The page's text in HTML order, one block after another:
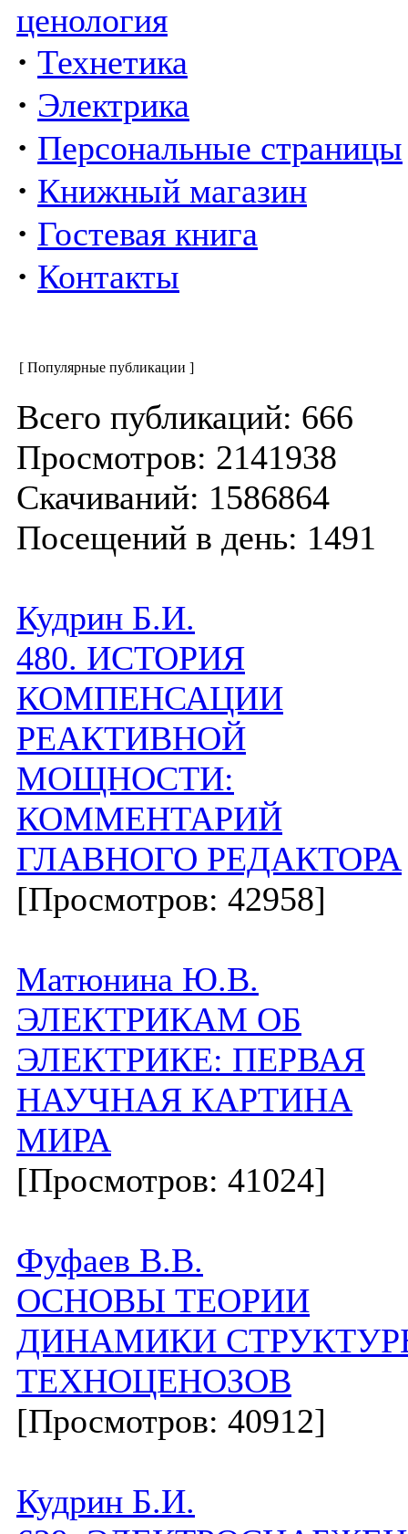
ценология
· Технетика
· Электрика
· Персональные страницы
· Книжный магазин
· Гостевая книга
· Контакты
[ Популярные публикации ]
Всего публикаций: 666
Просмотров: 2141938
Скачиваний: 1586864
Посещений в день: 1491
Кудрин Б.И.
480. ИСТОРИЯ
КОМПЕНСАЦИИ
РЕАКТИВНОЙ
МОЩНОСТИ:
КОММЕНТАРИЙ
ГЛАВНОГО РЕДАКТОРА
[Просмотров: 42958]
Матюнина Ю.В.
ЭЛЕКТРИКАМ ОБ
ЭЛЕКТРИКЕ: ПЕРВАЯ
НАУЧНАЯ КАРТИНА
МИРА
[Просмотров: 41024]
Фуфаев В.В.
ОСНОВЫ ТЕОРИИ
ДИНАМИКИ
ТЕХНОЦЕНОЗОВ
[Просмотров: 40912]
Кудрин Б.И.